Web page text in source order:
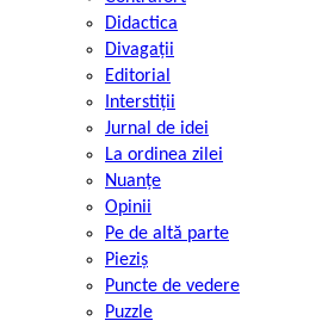
Didactica
Divagații
Editorial
Interstiții
Jurnal de idei
La ordinea zilei
Nuanțe
Opinii
Pe de altă parte
Pieziș
Puncte de vedere
Puzzle